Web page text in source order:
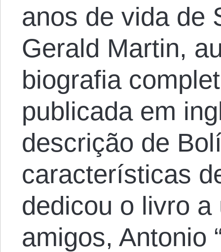
anos de vida de
Gerald Martin,
biografia
publicada em
descrição de
características
dedicou o livro
amigos, Antonio